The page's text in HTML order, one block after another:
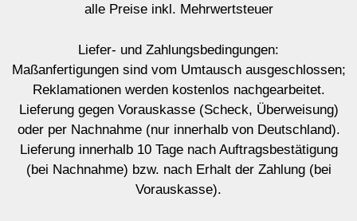
alle Preise inkl. Mehrwertsteuer
Liefer- und Zahlungsbedingungen:
Maßanfertigungen sind vom Umtausch ausgeschlossen;
Reklamationen werden kostenlos nachgearbeitet.
Lieferung gegen Vorauskasse (Scheck, Überweisung)
oder per Nachnahme (nur innerhalb von Deutschland).
Lieferung innerhalb 10 Tage nach Auftragsbestätigung
(bei Nachnahme) bzw. nach Erhalt der Zahlung (bei
Vorauskasse).